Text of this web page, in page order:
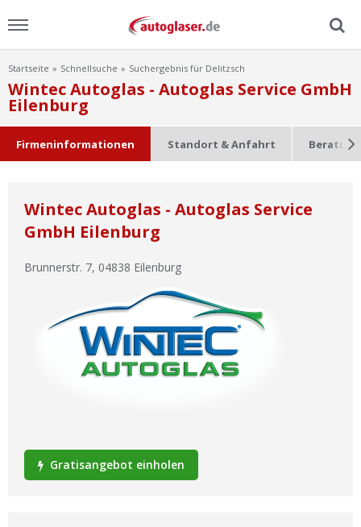
Menu
Home
Scheibensuche
Lexikon
Ist Ihre Werkstatt schon dabei?
Startseite Schnellsuche Suchergebnis für Delitzsch
Wintec Autoglas - Autoglas Service GmbH
Eilenburg
Firmeninformationen Standort & Anfahrt
Wintec Autoglas - Autoglas Service
GmbH Eilenburg
Brunnerstr. 7, 04838 Eilenburg
Gratisangebot einholen